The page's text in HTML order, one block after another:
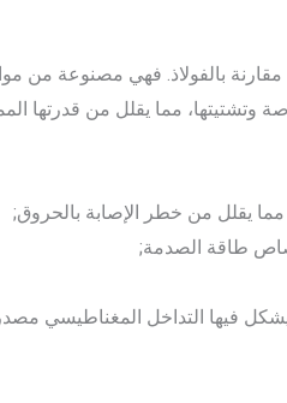
بالفولاذ. فهي مصنوعة من
وتشتيتها، مما يقلل من قدرتها
يقلل من خطر الإصابة بالحروق;
طاقة الصدمة;
فيها التداخل المغناطيسي